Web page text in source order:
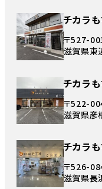
チカラ
〒527-
滋賀県東
チカラ
〒522-
滋賀県彦
チカラ
〒526-
滋賀県長